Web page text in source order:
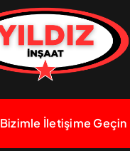
Bizimle İletişime Geçin